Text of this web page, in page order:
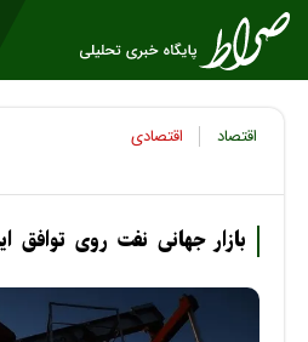
اقتصاد اقتصادی
بازار جهانی نفت روی توافق